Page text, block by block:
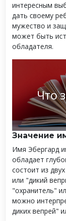
интересным
дать своему
мужество и
может быть
обладателя.
Что
Значение
Имя Эбергард
обладает
состоит из
или "дикий
"охранитель"
можно
диких вепрей"